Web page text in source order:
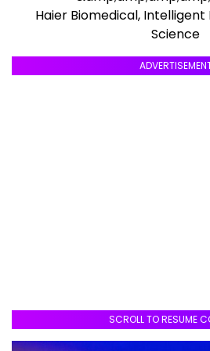
Haier Biomedical,
Science
SCROLL TO RESUME